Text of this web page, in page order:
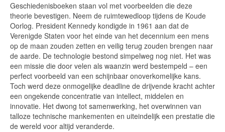
Geschiedenisboeken staan vol met voorbeelden die deze
theorie bevestigen. Neem de ruimtewedloop tijdens de Koude
Oorlog. President Kennedy kondigde in 1961 aan dat de
Verenigde Staten voor het einde van het decennium een mens
op de maan zouden zetten en veilig terug zouden brengen naar
de aarde. De technologie bestond simpelweg nog niet. Het was
een missie die door velen als waanzin werd bestempeld – een
perfect voorbeeld van een schijnbaar onoverkomelijke kans.
Toch werd deze onmogelijke deadline de drijvende kracht achter
een ongekende concentratie van intellect, middelen en
innovatie. Het dwong tot samenwerking, het overwinnen van
talloze technische mankementen en uiteindelijk een prestatie die
de wereld voor altijd veranderde.